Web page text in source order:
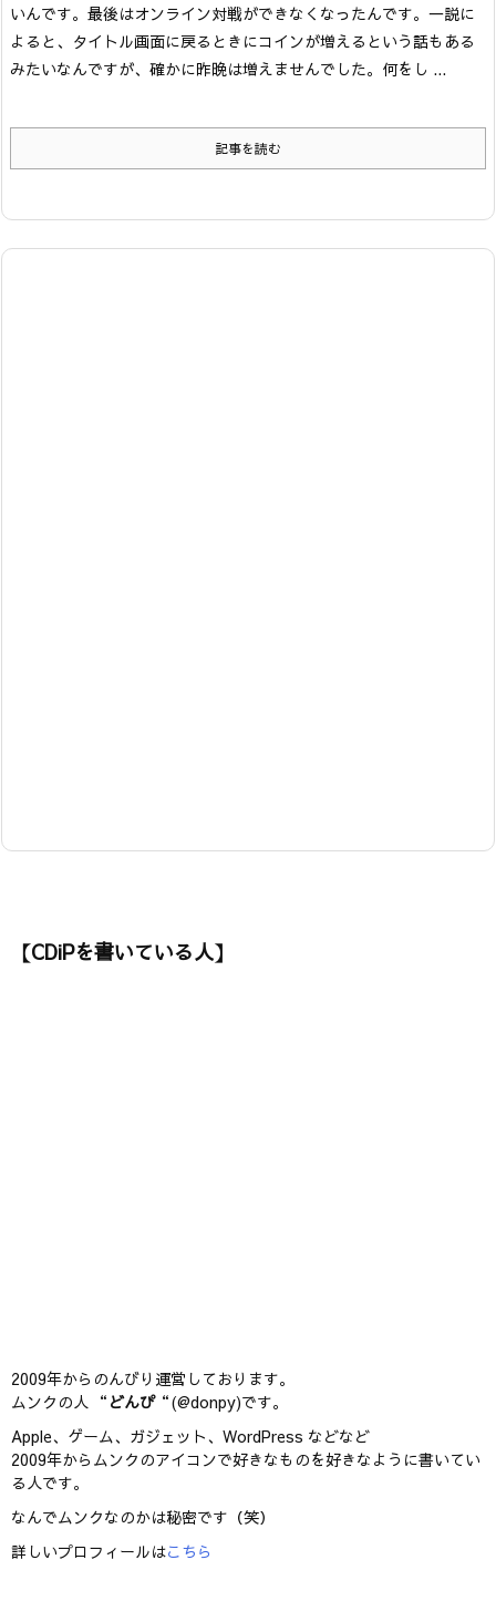
いんです。最後はオンライン対戦ができなくなったんです。一説に
よると、タイトル画面に戻るときにコインが増えるという話もある
みたいなんですが、確かに昨晩は増えませんでした。何をし ...
記事を読む
【CDiPを書いている人】
2009年からのんびり運営しております。
ムンクの人 “ どんぴ“(@donpy)です。
Apple、ゲーム、ガジェット、WordPress などなど
2009年からムンクのアイコンで好きなものを好きなように書いてい
る人です。
なんでムンクなのかは秘密です（笑）
詳しいプロフィールはこちら